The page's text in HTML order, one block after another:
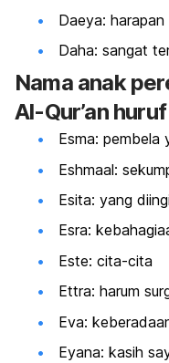
Daeya: harapan
Daha: sangat
Nama anak
Al-Qur’an huruf
Esma: pembela
Eshmaal:
Esita: yang
Esra:
Este: cita-cita
Ettra: harum
Eva:
Eyana: kasih